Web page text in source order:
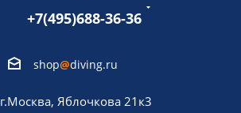
+7(495)688-36-36
shop@diving.ru
г.Москва, Яблочкова 21к3